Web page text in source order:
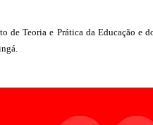
de Teoria e Prática da Educação e